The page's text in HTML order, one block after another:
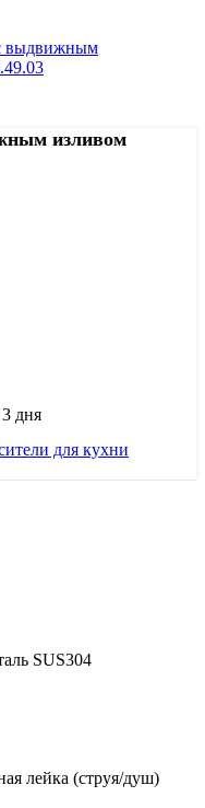
изливом
дня
для кухни
SUS304
лейка (струя/душ)